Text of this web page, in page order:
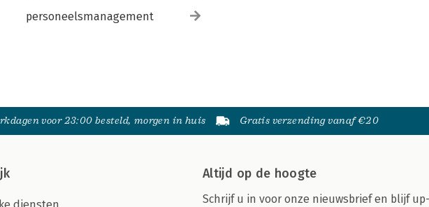
personeelsmanagement
voor 23:00 besteld, morgen in huis Gratis verzending vanaf €20
Altijd op de hoogte
Schrijf u in voor onze nieuwsbrief en blijf